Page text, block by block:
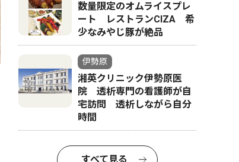
数量限定のオムライスプレ
ート レストランCIZA 希
少なみやじ豚が絶品
伊勢原
湘英クリニック伊勢原医
院 透析専門の看護師が自
宅訪問 透析しながら自分
時間
すべて見る